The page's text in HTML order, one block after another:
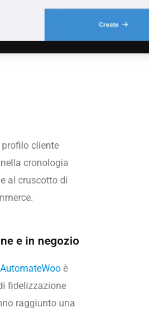
cliente
cronologia
al cruscotto di
e in negozio
AutomateWoo è
fidelizzazione
raggiunto una